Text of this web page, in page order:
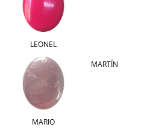
LEONEL
MARIO
MARTÍN